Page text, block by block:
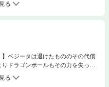
る
】ベジータは退けたもののその代償
ドラゴンボールもその力を失っ
の望みを賭け、悟飯たちは神様の
発見!!」～256話「死を呼ぶ追跡